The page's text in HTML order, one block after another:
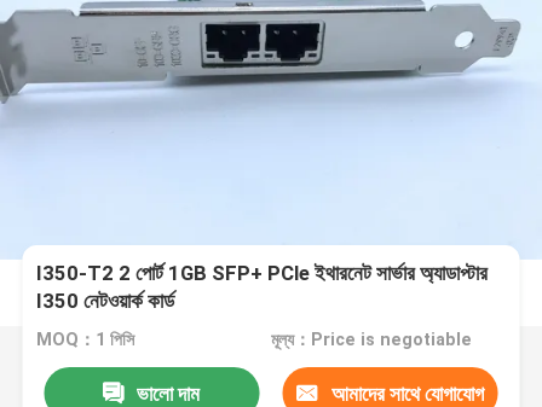
I350-T2 2 পোর্ট 1GB SFP+ PCle ইথারনেট সার্ভার অ্যাডাপ্টার
I350 নেটওয়ার্ক কার্ড
MOQ：1 পিসি মূল্য：Price is negotiable
ভালো দাম আমাদের সাথে যোগাযোগ